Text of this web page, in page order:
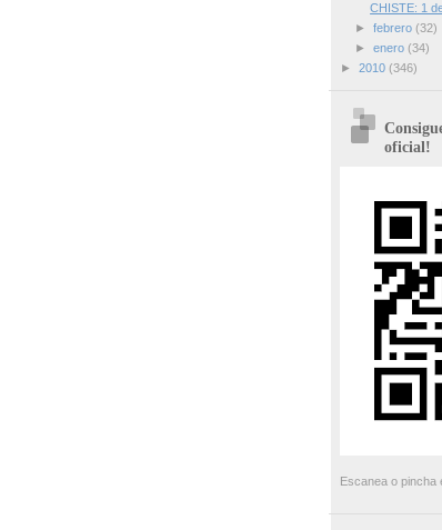
CHISTE: 1
► febrero (32)
► enero (34)
► 2010 (346)
oficial!
Escanea o pincha